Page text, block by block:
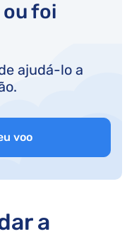
foi
ajudá-lo a
voo
a